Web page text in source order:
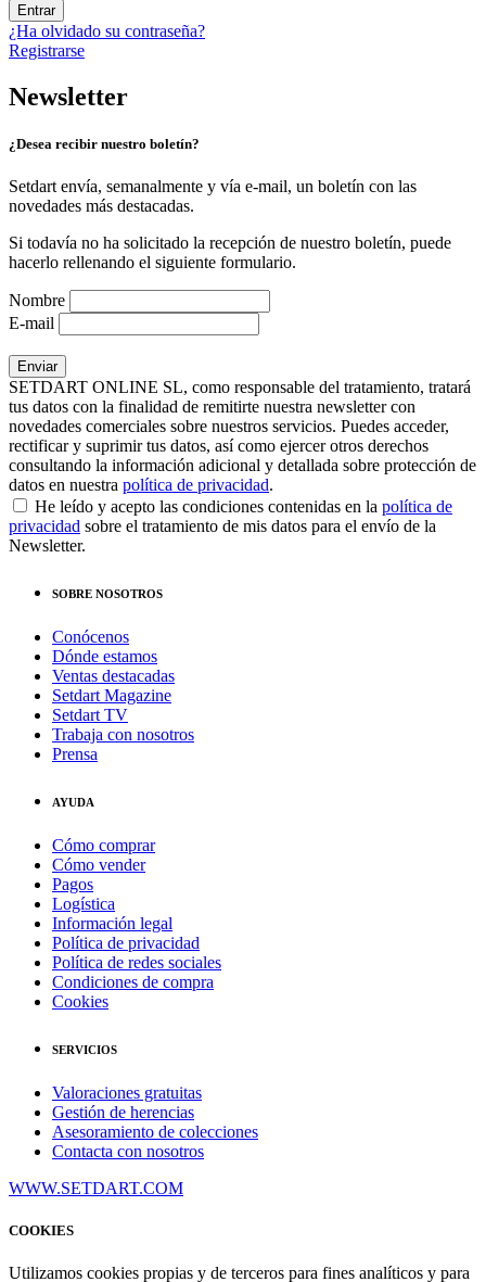
Entrar
¿Ha olvidado su contraseña?
Registrarse
Newsletter
¿Desea recibir nuestro boletín?
Setdart envía, semanalmente y vía e-mail, un boletín con las
novedades más destacadas.
Si todavía no ha solicitado la recepción de nuestro boletín, puede
hacerlo rellenando el siguiente formulario.
Nombre
E-mail
SETDART ONLINE SL, como responsable del tratamiento, tratará
tus datos con la finalidad de remitirte nuestra newsletter con
novedades comerciales sobre nuestros servicios. Puedes acceder,
rectificar y suprimir tus datos, así como ejercer otros derechos
consultando la información adicional y detallada sobre protección de
datos en nuestra política de privacidad.
He leído y acepto las condiciones contenidas en la política de
privacidad sobre el tratamiento de mis datos para el envío de la
Newsletter.
SOBRE NOSOTROS
Conócenos
Dónde estamos
Ventas destacadas
Setdart Magazine
Setdart TV
Trabaja con nosotros
Prensa
AYUDA
Cómo comprar
Cómo vender
Pagos
Logística
Información legal
Política de privacidad
Política de redes sociales
Condiciones de compra
Cookies
SERVICIOS
Valoraciones gratuitas
Gestión de herencias
Asesoramiento de colecciones
Contacta con nosotros
WWW.SETDART.COM
COOKIES
Utilizamos cookies propias y de terceros para fines analíticos y para